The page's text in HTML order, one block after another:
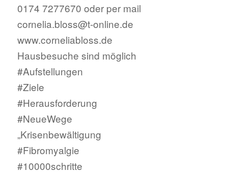
0174 7277670 oder per mail
cornelia.bloss@t-online.de
www.corneliabloss.de
Hausbesuche sind möglich
#Aufstellungen
#Ziele
#Herausforderung
#NeueWege
„Krisenbewältigung
#Fibromyalgie
#10000schritte